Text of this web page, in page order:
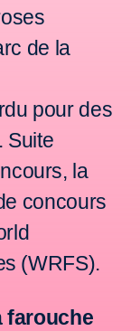
de la
pour des
Suite
la
concours
(WRFS).
farouche